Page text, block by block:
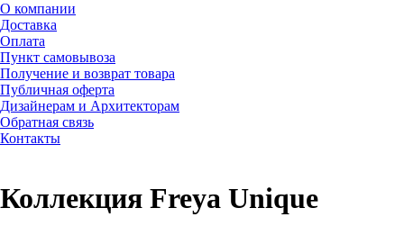
О компании
Доставка
Оплата
Пункт самовывоза
Получение и возврат товара
Публичная оферта
Дизайнерам и Архитекторам
Обратная связь
Контакты
Коллекция Freya Unique